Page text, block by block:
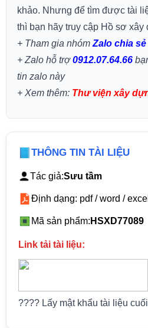
khảo. Nhưng để tìm được tài
thì bạn hãy truy cập Hồ sơ xây
+ Tham gia nhóm Zalo chia
+ Zalo hỗ trợ0912.07.64.66
tin zalo này
+ Xem thêm: Thư viện xây
THÔNG TIN TÀI LIỆU
Tác giả:Sưu tầm
Định dạng: pdf / word /
Mã sản phẩm: HSXD77089
Link tải tài liệu:
???? Lấy mật khẩu tài liệu